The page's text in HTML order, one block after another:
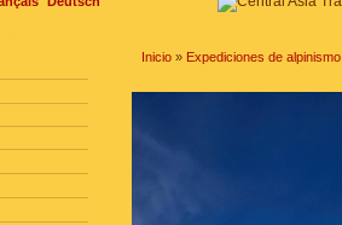
Inicio » Expediciones de alpinismo